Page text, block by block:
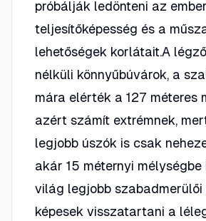
próbálják ledönteni az
teljesítőképesség és a
lehetőségek korlátait.A
nélküli könnyűbúvárok, a
mára elérték a 127 méteres
azért számít extrémnek,
legjobb úszók is csak
akár 15 méternyi mélységbe
világ legjobb
képesek visszatartani a